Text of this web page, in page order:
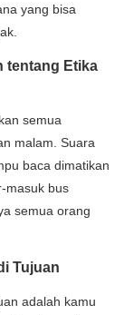
yang bisa
tentang Etika
semua
malam. Suara
baca dimatikan
masuk bus
semua orang
Tujuan
adalah kamu